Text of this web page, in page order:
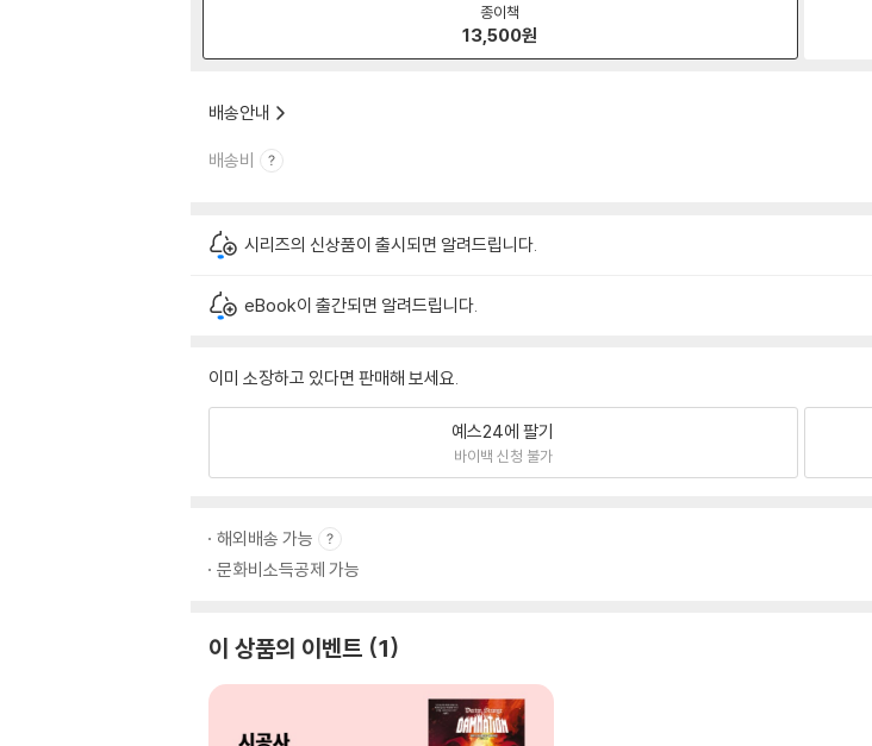
종이책
13,500원
배송안내
배송비
시리즈의 신상품이 출시되면 알려드립니다.
eBook이 출간되면 알려드립니다.
이미 소장하고 있다면 판매해 보세요.
예스24에 팔기
바이백 신청 불가
해외배송 가능
문화비소득공제 가능
이 상품의 이벤트 1